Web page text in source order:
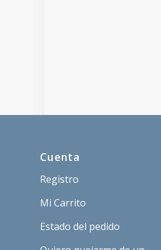
Cuenta
Registro
Mi Carrito
Estado del pedido